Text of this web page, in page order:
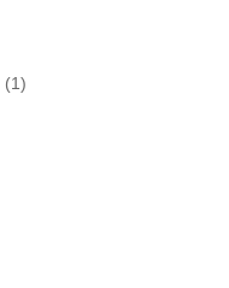
(1)